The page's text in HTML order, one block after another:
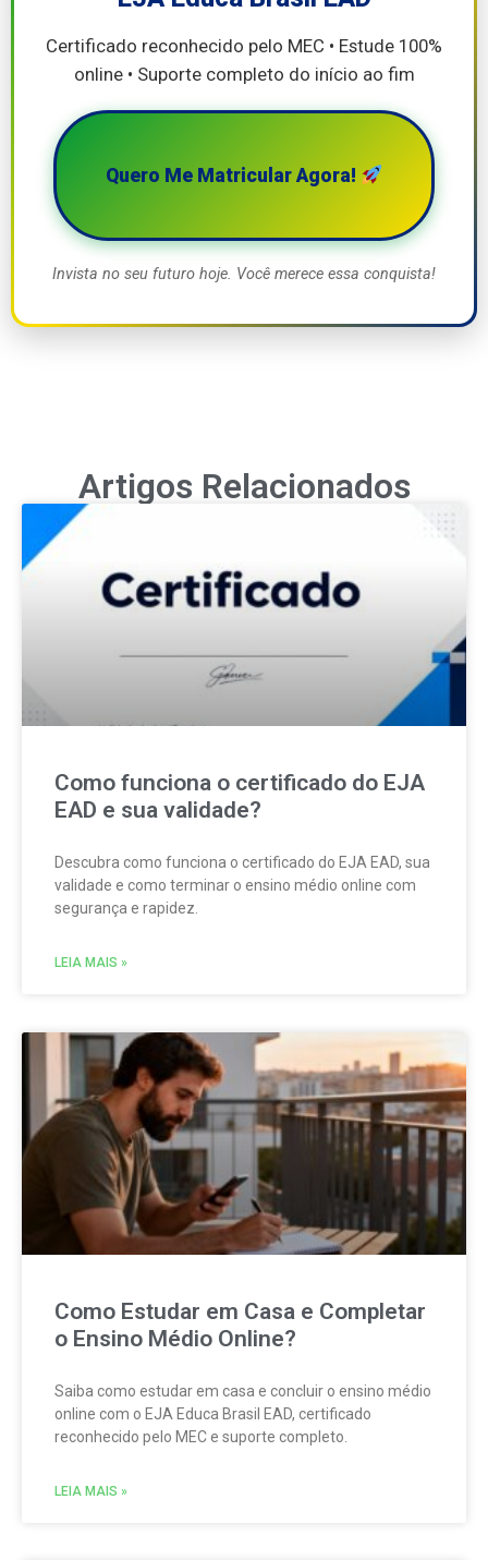
Certificado reconhecido pelo MEC • Estude 100%
online • Suporte completo do início ao fim
Quero Me Matricular Agora!
Invista no seu futuro hoje. Você merece essa conquista!
Artigos Relacionados
Como funciona o certificado do EJA
EAD e sua validade?
Descubra como funciona o certificado do EJA EAD, sua
validade e como terminar o ensino médio online com
segurança e rapidez.
LEIA MAIS »
Como Estudar em Casa e Completar
o Ensino Médio Online?
Saiba como estudar em casa e concluir o ensino médio
online com o EJA Educa Brasil EAD, certificado
reconhecido pelo MEC e suporte completo.
LEIA MAIS »